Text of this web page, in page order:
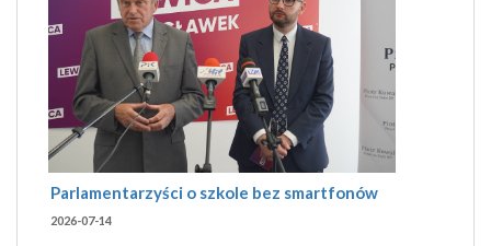
Parlamentarzyści o szkole bez smartfonów
2026-07-14